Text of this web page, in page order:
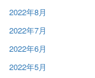
2022年8月
2022年7月
2022年6月
2022年5月